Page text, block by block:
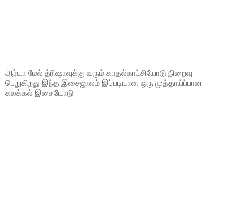
ஆர்யா மேல் த்ரிஷாவுக்கு வரும் காதல்காட்சியோடு நிறைவு
பெறுகிறது இந்த இசைஜாலம் இப்படியான ஒரு முத்தாய்ப்பான
கலக்கல் இசையோடு